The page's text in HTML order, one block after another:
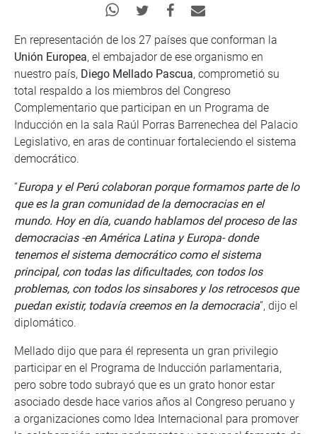
En representación de los 27 países que conforman la
Unión Europea, el embajador de ese organismo en
nuestro país, Diego Mellado Pascua, comprometió su
total respaldo a los miembros del Congreso
Complementario que participan en un Programa de
Inducción en la sala Raúl Porras Barrenechea del Palacio
Legislativo, en aras de continuar fortaleciendo el sistema
democrático.
“Europa y el Perú colaboran porque formamos parte de lo
que es la gran comunidad de la democracias en el
mundo. Hoy en día, cuando hablamos del proceso de las
democracias -en América Latina y Europa- donde
tenemos el sistema democrático como el sistema
principal, con todas las dificultades, con todos los
problemas, con todos los sinsabores y los retrocesos que
puedan existir, todavía creemos en la democracia”, dijo el
diplomático.
Mellado dijo que para él representa un gran privilegio
participar en el Programa de Inducción parlamentaria,
pero sobre todo subrayó que es un grato honor estar
asociado desde hace varios años al Congreso peruano y
a organizaciones como Idea Internacional para promover